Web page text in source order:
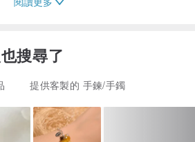
搜尋了
提供客製的 手鍊/手鐲